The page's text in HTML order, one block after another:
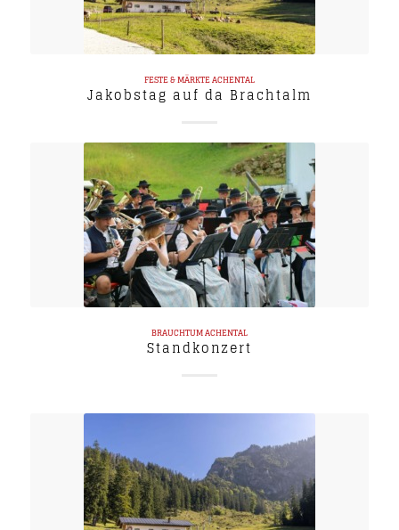
FESTE & MÄRKTEACHENTAL
Jakobstag auf da Brachtalm
BRAUCHTUMACHENTAL
Standkonzert